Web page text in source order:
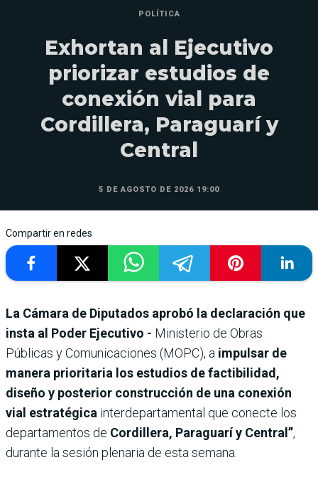
POLÍTICA
Exhortan al Ejecutivo
priorizar estudios de
conexión vial para
Cordillera, Paraguarí y
Central
5 DE AGOSTO DE 2026 19:00
Compartir en redes
La Cámara de Diputados aprobó la declaración que
insta al Poder Ejecutivo - Ministerio de Obras
Públicas y Comunicaciones (MOPC), a impulsar de
manera prioritaria los estudios de factibilidad,
diseño y posterior construcción de una conexión
vial estratégica interdepartamental que conecte los
departamentos de Cordillera, Paraguarí y Central”,
durante la sesión plenaria de esta semana.